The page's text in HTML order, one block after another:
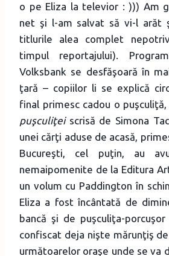
o pe Eliza la televior : ))) Am
net şi l-am salvat să vi-l arăt
titlurile alea complet
timpul reportajului).
Volksbank se desfăşoară în
ţară – copiilor li se explică
final primesc cadou o
puşculiţeiscrisă de Simona
unei cărţi aduse de acasă,
Bucureşti, cel puţin, au
nemaipomenite de la Editura
un volum cu Paddington în
Eliza a fost încântată de
bancă şi de puşculiţa-
confiscat deja nişte mărunţiş
următoarelor oraşe unde se va